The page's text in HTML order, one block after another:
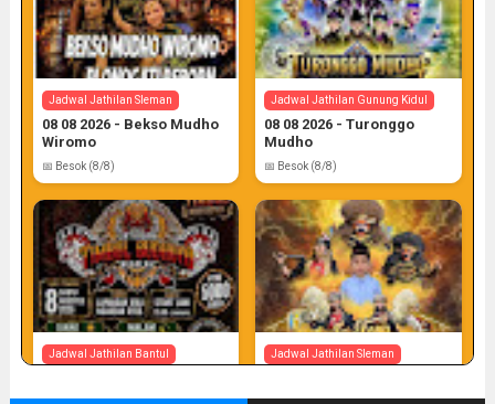
Jadwal Jathilan Sleman
08 08 2026 - Bekso Mudho
Wiromo
📅 Besok (8/8)
Jadwal Jathilan Gunung Kidul
08 08 2026 - Turonggo
Mudho
📅 Besok (8/8)
Jadwal Jathilan Bantul
Budhoyo
Jadwal Jathilan Sleman
Mudho Budoyo